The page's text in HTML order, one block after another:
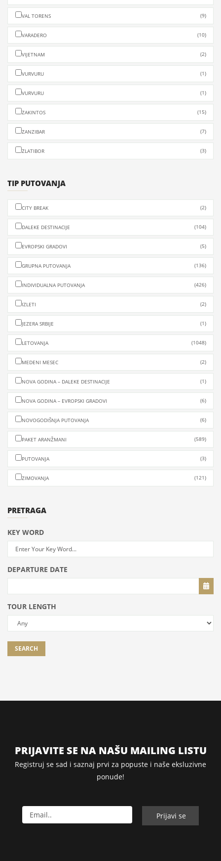
VAL TORENS (9)
VARADERO (10)
VIJETNAM (2)
VURVURU (1)
VURVURU (1)
ZAKINTOS (15)
ZANZIBAR (7)
ZLATIBOR (3)
TIP PUTOVANJA
CITY BREAK (2)
DALEKE DESTINACIJE (104)
EVROPSKI GRADOVI (5)
GRUPNA PUTOVANJA (136)
INDIVIDUALNA PUTOVANJA (426)
IZLETI (2)
JEZERA SRBIJE (1)
LETOVANJA (1048)
MEDENI MESEC (2)
NOVA GODINA – DALEKE DESTINACIJE (1)
NOVA GODINA – EVROPSKI GRADOVI (6)
NOVOGODIŠNJA PUTOVANJA (6)
PAKET ARANŽMANI (589)
PUTOVANJA (3)
ZIMOVANJA (121)
PRETRAGA
KEY WORD
DEPARTURE DATE
TOUR LENGTH
SEARCH
PRIJAVITE SE NA NAŠU MAILING LISTU
Registruj se sad i saznaj prvi za popuste i naše eksluzivne
ponude!